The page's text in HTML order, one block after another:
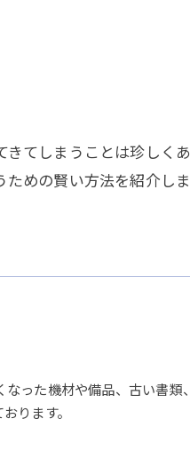
てしまうことは珍しく
めの賢い方法を紹介し
った機材や備品、古い書類
ります。